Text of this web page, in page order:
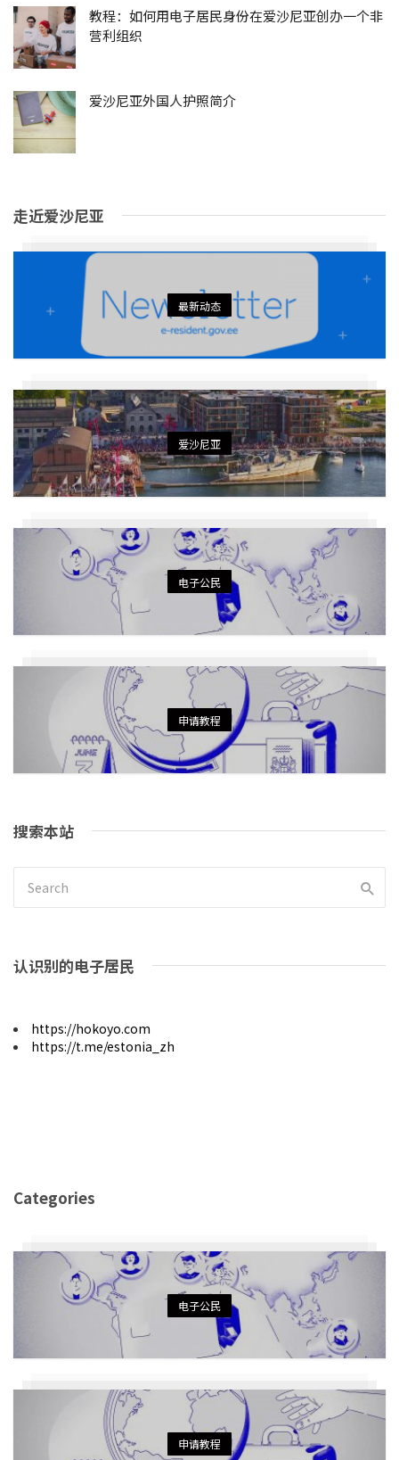
教程：如何用电子居民身份在爱沙尼亚创办一个非
营利组织
爱沙尼亚外国人护照简介
走近爱沙尼亚
最新动态
爱沙尼亚
电子公民
申请教程
搜索本站
认识别的电子居民
https://hokoyo.com
https://t.me/estonia_zh
Categories
电子公民
申请教程